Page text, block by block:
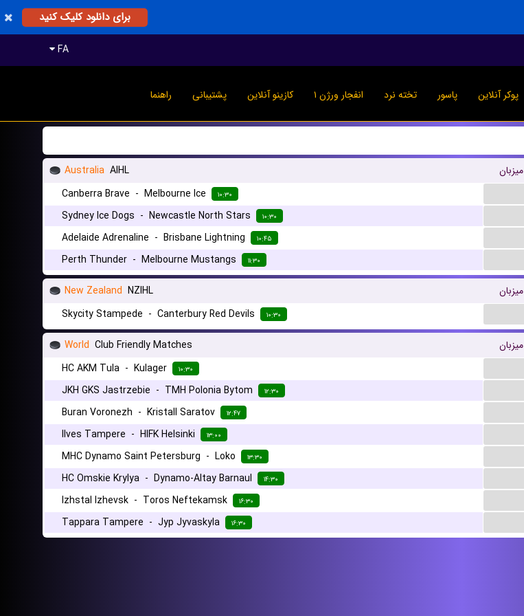
برای دانلود کلیک کنید
FA
پوکر آنلاین پاسور تخته نرد انفجار ورژن ۱ کازینو آنلاین پشتیبانی راهنما
Australia AIHL میزبان
Canberra Brave - Melbourne Ice ۱۰:۳۰
Sydney Ice Dogs - Newcastle North Stars ۱۰:۳۰
Adelaide Adrenaline - Brisbane Lightning ۱۰:۴۵
Perth Thunder - Melbourne Mustangs ۱۱:۳۰
New Zealand NZIHL میزبان
Skycity Stampede - Canterbury Red Devils ۱۰:۳۰
World Club Friendly Matches میزبان
HC AKM Tula - Kulager ۱۰:۳۰
JKH GKS Jastrzebie - TMH Polonia Bytom ۱۲:۳۰
Buran Voronezh - Kristall Saratov ۱۲:۴۷
Ilves Tampere - HIFK Helsinki ۱۳:۰۰
MHC Dynamo Saint Petersburg - Loko ۱۳:۳۰
HC Omskie Krylya - Dynamo-Altay Barnaul ۱۴:۳۰
Izhstal Izhevsk - Toros Neftekamsk ۱۶:۳۰
Tappara Tampere - Jyp Jyvaskyla ۱۶:۳۰